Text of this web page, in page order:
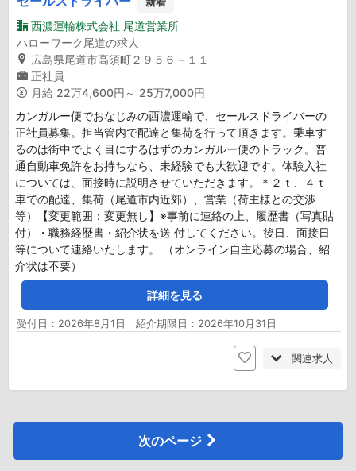
西濃運輸株式会社 尾道営業所
ハローワーク尾道の求人
広島県尾道市高須町２９５６－１１
正社員
月給 22万4,600円～ 25万7,000円
カンガルー便でおなじみの西濃運輸で、セールスドライバーの
正社員募集。担当管内で配達と集荷を行って頂きます。乗車す
るのは街中でよく目にするはずのカンガルー便のトラック。普
通自動車免許をお持ちなら、未経験でも大歓迎です。体験入社
については、面接時に説明させていただきます。＊２ｔ、４ｔ
車での配達、集荷（尾道市内近郊）、営業（荷主様との交渉
等）【変更範囲：変更無し】※事前に連絡の上、履歴書（写真貼
付）・職務経歴書・紹介状を送 付してください。後日、面接日
等について連絡いたします。 （オンライン自主応募の場合、紹
介状は不要）
詳細を見る
受付日：2026年8月1日 紹介期限日：2026年10月31日
関連求人
次のページ